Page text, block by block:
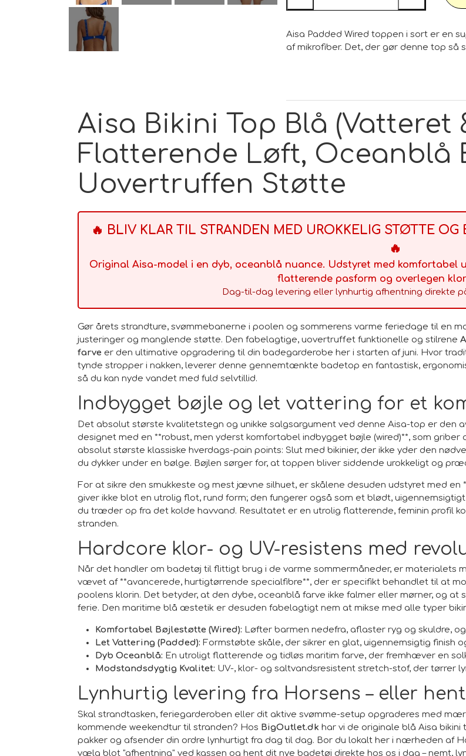
Aisa Padded Wired toppen i sort er en
af mikrofiber. Det, der gør denne top
Aisa Bikini Top Blå (Vatteret
Flatterende Løft, Oceanblå
Uovertruffen Støtte
🔥 BLIV KLAR TIL STRANDEN MED UROKKELIG STØTTE
🔥
Original Aisa-model i en dyb, oceanblå nuance. Udstyret med
flatterende pasform og overlegen
Dag-til-dag levering eller lynhurtig afhentning direkte
Gør årets strandture, svømmebanerne i poolen og sommerens varme feriedage til en
justeringer og manglende støtte. Den fabelagtige, uovertruffet funktionelle og stilrene
farve er den ultimative opgradering til din badegarderobe her i starten af juni. Hvor
tynde stropper i nakken, leverer denne gennemtænkte badetop en fantastisk,
så du kan nyde vandet med fuld selvtillid.
Indbygget bøjle og let vattering for et
Det absolut største kvalitetstegn og unikke salgsargument ved denne Aisa-top er den
designet med en **robust, men yderst komfortabel indbygget bøjle (wired)**, som
absolut største klassiske hverdags-pain points: Slut med bikinier, der ikke yder den
du dykker under en bølge. Bøjlen sørger for, at toppen bliver siddende urokkeligt og
For at sikre den smukkeste og mest jævne silhuet, er skålene desuden udstyret med
giver ikke blot en utrolig flot, rund form; den fungerer også som et blødt,
du træder op fra det kolde havvand. Resultatet er en utrolig flatterende, feminin profil
stranden.
Hardcore klor- og UV-resistens med
Når det handler om badetøj til flittigt brug i de varme sommermåneder, er materialets
vævet af **avancerede, hurtigtørrende specialfibre**, der er specifikt behandlet til at
poolens klorin. Det betyder, at den dybe, oceanblå farve ikke falmer eller mørner, og
ferie. Den maritime blå æstetik er desuden fabelagtigt nem at mikse med alle typer
Komfortabel Bøjlestøtte (Wired): Løfter barmen nedefra, aflaster ryg og skuldre,
Let Vattering (Padded): Formstøbte skåle, der sikrer en glat, uigennemsigtig finish
Dyb Oceanblå: En utroligt flatterende og tidløs maritim farve, der fremhæver en
Modstandsdygtig Kvalitet: UV-, klor- og saltvandsresistent stretch-stof, der tørrer
Lynhurtig levering fra Horsens – eller
Skal strandtasken, feriegarderoben eller dit aktive svømme-setup opgraderes med
kommende weekendtur til stranden? Hos BigOutlet.dk har vi de originale blå Aisa
pakker og afsender din ordre lynhurtigt fra dag til dag. Bor du lokalt her i nærheden af
vælg blot "afhentning" ved kassen og hent dit nye badetøj direkte hos os i dag – nemt,